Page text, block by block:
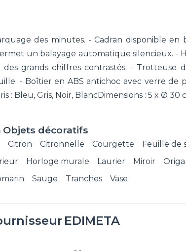
des minutes. - Cadran disponible en
un balayage automatique silencieux. -
des grands chiffres contrastés. -
- Boîtier en ABS antichoc avec verre de
: Bleu, Gris, Noir, BlancDimensions : 5 x Ø 30
Objets décoratifs
Citron Citronnelle Courgette
Feuille de
Horloge murale Laurier Miroir
Sauge Tranches Vase
EDIMETA